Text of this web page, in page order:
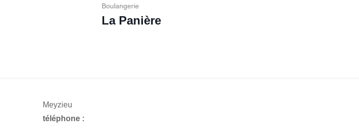
Boulangerie
La Panière
Meyzieu
téléphone :